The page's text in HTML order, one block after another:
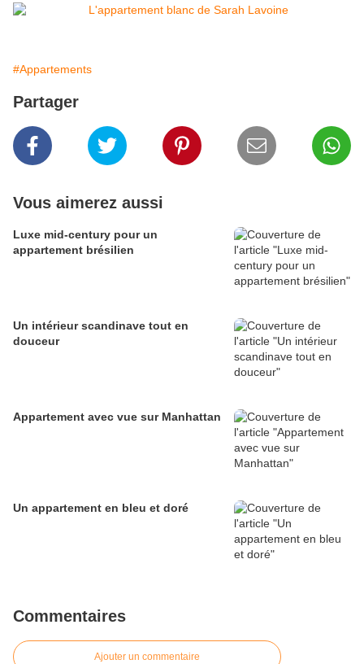
#Appartements
Partager
Vous aimerez aussi
Luxe mid-century pour un
appartement brésilien
Un intérieur scandinave tout en
douceur
Appartement avec vue sur Manhattan
Un appartement en bleu et doré
Commentaires
Ajouter un commentaire